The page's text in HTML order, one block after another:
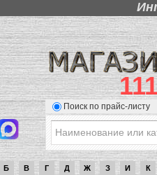
Поиск по прайс-листу
Б В Г Д Ж З И К